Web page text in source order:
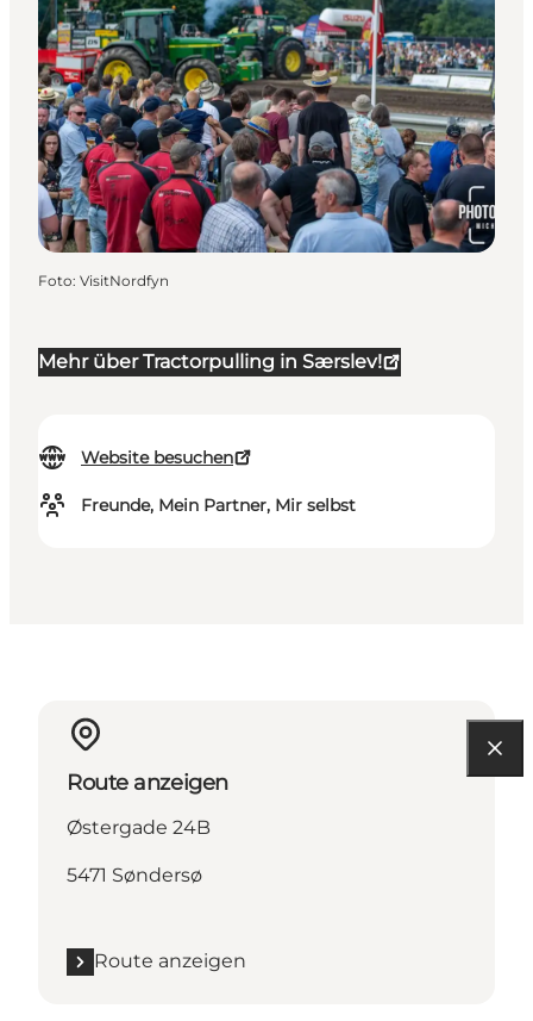
Mehr über Tractorpulling in Særslev!
Website besuchen
Freunde, Mein Partner, Mir selbst
Foto: VisitNordfyn
Route anzeigen
Østergade 24B
5471 Søndersø
Route anzeigen